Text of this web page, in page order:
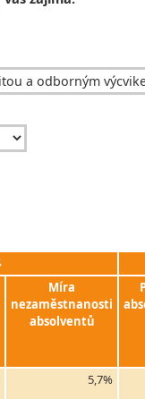
Míra
nezaměstnanosti
absolventů
5,7%